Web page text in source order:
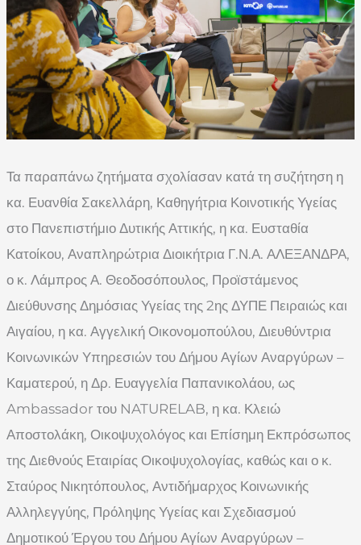
Τα παραπάνω ζητήματα σχολίασαν κατά τη συζήτηση η
κα. Ευανθία Σακελλάρη, Καθηγήτρια Κοινοτικής Υγείας
στο Πανεπιστήμιο Δυτικής Αττικής, η κα. Ευσταθία
Κατοίκου, Αναπληρώτρια Διοικήτρια Γ.Ν.Α. ΑΛΕΞΑΝΔΡΑ,
ο κ. Λάμπρος Α. Θεοδοσόπουλος, Προϊστάμενος
Διεύθυνσης Δημόσιας Υγείας της 2ης ΔΥΠΕ Πειραιώς και
Αιγαίου, η κα. Αγγελική Οικονομοπούλου, Διευθύντρια
Κοινωνικών Υπηρεσιών του Δήμου Αγίων Αναργύρων –
Καματερού, η Δρ. Ευαγγελία Παπανικολάου, ως
Ambassador του NATURELAB, η κα. Κλειώ
Αποστολάκη, Οικοψυχολόγος και Επίσημη Εκπρόσωπος
της Διεθνούς Εταιρίας Οικοψυχολογίας, καθώς και ο κ.
Σταύρος Νικητόπουλος, Αντιδήμαρχος Κοινωνικής
Αλληλεγγύης, Πρόληψης Υγείας και Σχεδιασμού
Δημοτικού Έργου του Δήμου Αγίων Αναργύρων –